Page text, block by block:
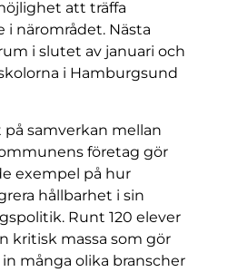
att träffa
i närområdet. Nästa
i slutet av januari och
i Hamburgsund
samverkan mellan
företag gör
exempel på hur
hållbarhet i sin
Runt 120 elever
kritisk massa som gör
många olika branscher